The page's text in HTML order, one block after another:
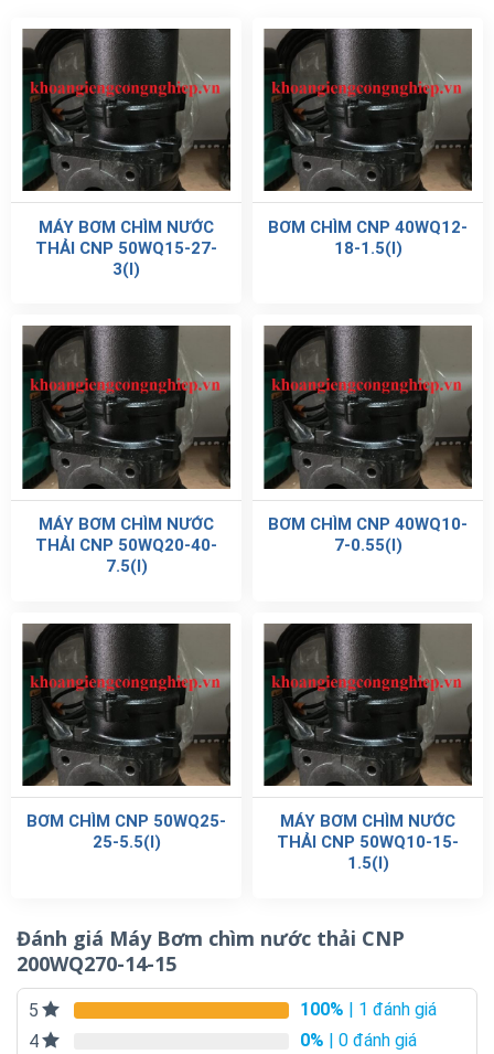
MÁY BƠM CHÌM NƯỚC
THẢI CNP 50WQ15-27-
3(I)
BƠM CHÌM CNP 40WQ12-
18-1.5(I)
MÁY BƠM CHÌM NƯỚC
THẢI CNP 50WQ20-40-
7.5(I)
BƠM CHÌM CNP 40WQ10-
7-0.55(I)
BƠM CHÌM CNP 50WQ25-
25-5.5(I)
MÁY BƠM CHÌM NƯỚC
THẢI CNP 50WQ10-15-
1.5(I)
Đánh giá Máy Bơm chìm nước thải CNP
200WQ270-14-15
5 100% | 1 đánh giá
4
0% | 0 đánh giá